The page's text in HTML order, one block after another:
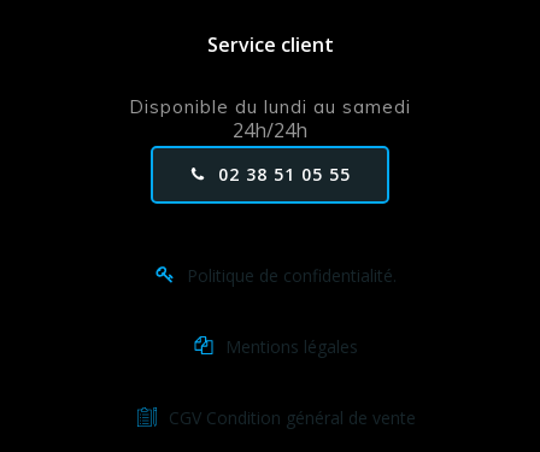
Service client
Disponible du lundi au samedi
24h/24h
02 38 51 05 55
Politique de confidentialité.
Mentions légales
CGV Condition général de vente